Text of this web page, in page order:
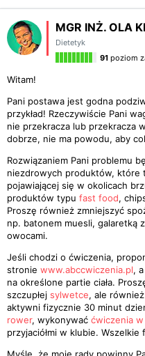
MGR INŻ. OLA
Dietetyk
91 poziom
Witam!
Pani postawa jest godna
przykład! Rzeczywiście Pani
nie przekracza lub przekracza
dobrze, nie ma powodu, aby
Rozwiązaniem Pani problemu
niezdrowych produktów, które
pojawiającej się w okolicach
produktów typu fast food,
Proszę również zmniejszyć
np. batonem muesli, galaretką z
owocami.
Jeśli chodzi o ćwiczenia,
stronie www.abccwiczenia.pl,
na określone partie ciała.
szczupłej sylwetce, ale
aktywni fizycznie 30 minut
rower, wykonywać ćwiczenia
przyjaciółmi w klubie.